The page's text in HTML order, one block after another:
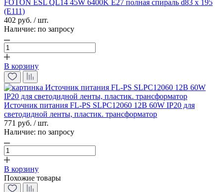
FOTON ESL QL14 45W 6400K E27 полная спираль d83 x 195
(Е111)
402 руб. / шт.
Наличие: по запросу
В корзину
Источник питания FL-PS SLPC12060 12В 60W IP20 для
светодидной ленты, пластик. трансформатор
771 руб. / шт.
Наличие: по запросу
В корзину
Похожие товары